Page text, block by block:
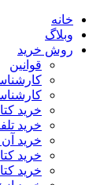
خانه
وبلاگ
روش خرید
قوانین
خرید
خرید
خرید آن
خرید
خرید